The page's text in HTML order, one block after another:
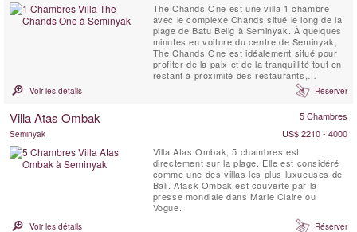
The Chands One est une villa 1 chambre
avec le complexe Chands situé le long de la
plage de Batu Belig à Seminyak. À quelques
minutes en voiture du centre de Seminyak,
The Chands One est idéalement situé pour
profiter de la paix et de la tranquillité tout en
restant à proximité des restaurants,
boutiques et cafés populaires. Cette villa 1
chambre offre une escapade romantique et
avec une piscine privée et une kitchenette.
Voir les détails Réserver
Villa Atas Ombak 5 Chambres
Seminyak
US$ 2210 - 4000
Villa Atas Ombak, 5 chambres est
directement sur la plage. Elle est considéré
comme une des villas les plus luxueuses de
Bali. Atask Ombak est couverte par la
presse mondiale dans Marie Claire ou
Vogue.
Voir les détails Réserver